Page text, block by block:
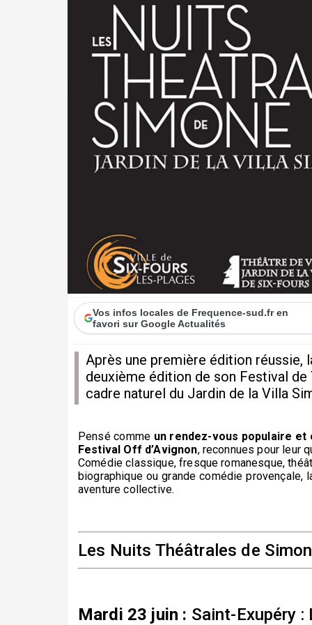
Vos infos locales de Frequence-sud.fr en
favori sur Google Actualités
Après une première édition réussie,
deuxième édition de son Festival de
cadre naturel du Jardin de la Villa
Pensé comme un rendez-vous populaire et
Festival Off d’Avignon, reconnues pour leur
Comédie classique, fresque romanesque,
biographique ou grande comédie
aventure collective.
Les Nuits Théâtrales de
Mardi 23 juin : Saint-Exupéry